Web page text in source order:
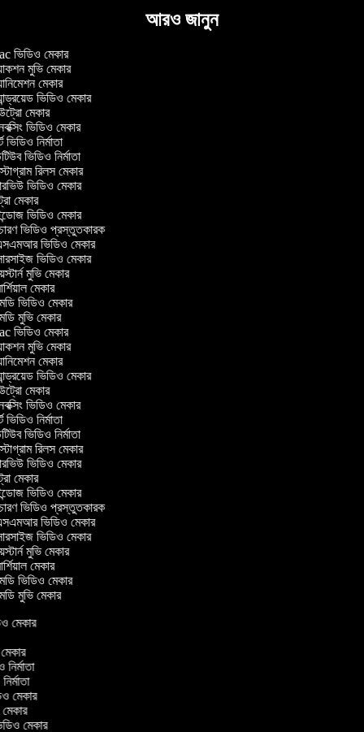
আরও জানুন
ভিডিও মেকার
মুভি মেকার
মেকার
ভিডিও মেকার
মেকার
ভিডিও মেকার
নির্মাতা
ভিডিও নির্মাতা
রিলস মেকার
ভিডিও মেকার
মেকার
ভিডিও মেকার
ভিডিও প্রস্তুতকারক
ভিডিও মেকার
ভিডিও মেকার
মুভি মেকার
মেকার
ভিডিও মেকার
মুভি মেকার
ভিডিও মেকার
মুভি মেকার
মেকার
ভিডিও মেকার
মেকার
ভিডিও মেকার
নির্মাতা
ভিডিও নির্মাতা
রিলস মেকার
ভিডিও মেকার
মেকার
ভিডিও মেকার
ভিডিও প্রস্তুতকারক
ভিডিও মেকার
ভিডিও মেকার
মুভি মেকার
মেকার
ভিডিও মেকার
মুভি মেকার
মেকার
নির্মাতা
মেকার
মেকার
মেকার